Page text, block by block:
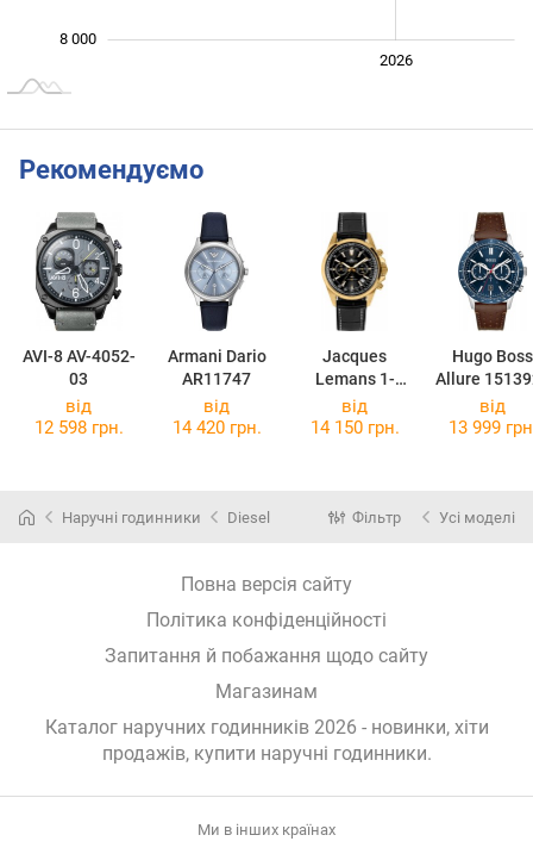
8 000
2026
Рекомендуємо
AVI-8 AV-4052-
03
Armani Dario
AR11747
Jacques
Lemans 1-
2117E
Hugo Boss
Allure
від
12 598 грн.
від
14 420 грн.
від
14 150 грн.
від
13 999
Наручні годинники Diesel Фільтр Усі моделі
Повна версія сайту
Політика конфіденційності
Запитання й побажання щодо сайту
Магазинам
Каталог наручних годинників 2026 - новинки, хіти
продажів, купити наручні годинники.
Ми в інших країнах